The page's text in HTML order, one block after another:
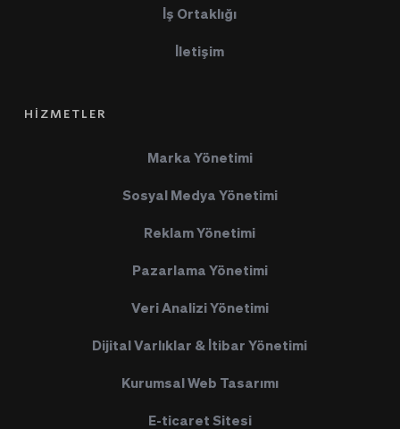
İş Ortaklığı
İletişim
HİZMETLER
Marka Yönetimi
Sosyal Medya Yönetimi
Reklam Yönetimi
Pazarlama Yönetimi
Veri Analizi Yönetimi
Dijital Varlıklar & İtibar Yönetimi
Kurumsal Web Tasarımı
E-ticaret Sitesi